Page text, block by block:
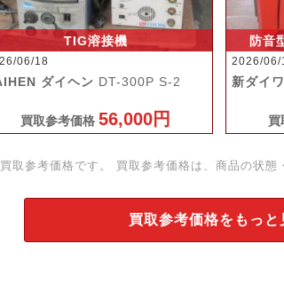
TIG溶接機
06/18
ダイヘン DT-300P S-2
買取参考価格56,000円
防音
2026/06/
新ダイワ
買
取参考価格です。 買取参考価格は、商品の状態
買取参考価格をもっと